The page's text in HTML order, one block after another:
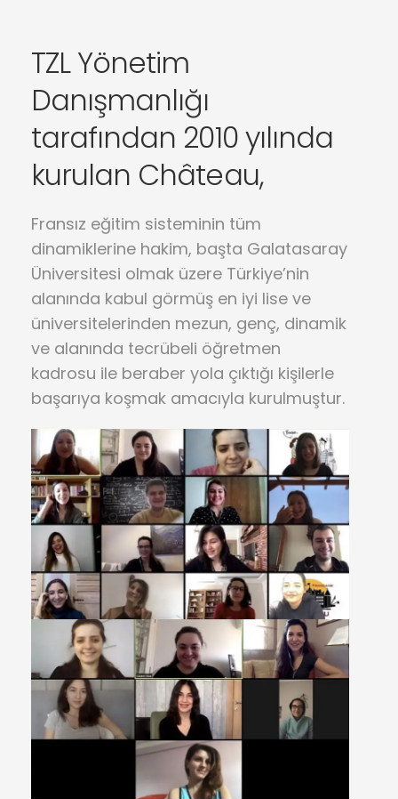
TZL Yönetim
Danışmanlığı
tarafından 2010 yılında
kurulan Château,
Fransız eğitim sisteminin tüm
dinamiklerine hakim, başta Galatasaray
Üniversitesi olmak üzere Türkiye’nin
alanında kabul görmüş en iyi lise ve
üniversitelerinden mezun, genç, dinamik
ve alanında tecrübeli öğretmen
kadrosu ile beraber yola çıktığı kişilerle
başarıya koşmak amacıyla kurulmuştur.